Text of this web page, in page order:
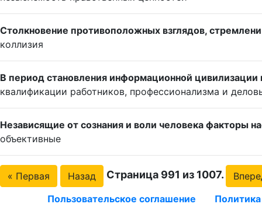
Столкновение противоположных взглядов,
коллизия
В период становления информационной
квалификации работников, профессионализма и
Независящие от сознания и воли человека факторы
объективные
« Первая Назад Страница 991 из 1007.
Пользовательское соглашение